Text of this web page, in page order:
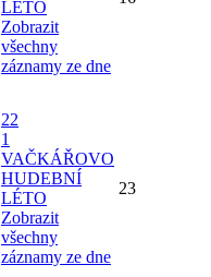
LÉTO
Zobrazit
všechny
záznamy ze dne
22
1
VAČKÁŘOVO
HUDEBNÍ
LÉTO
Zobrazit
všechny
záznamy ze dne
23